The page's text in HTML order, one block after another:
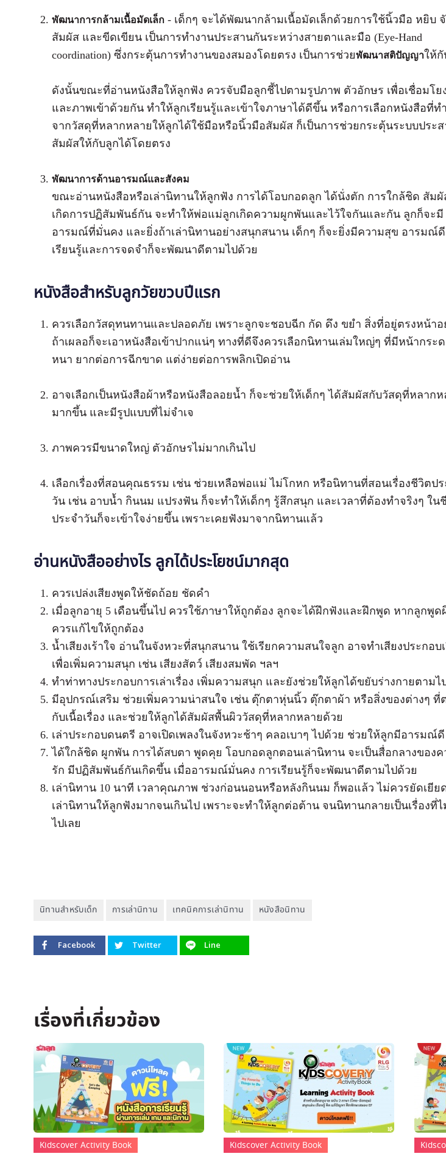
พัฒนาการกล้ามเนื้อมัดเล็ก - เด็กๆ จะได้พัฒนากล้ามเนื้อมัดเล็กด้วยการใช้นิ้วมือ หยิบ
สัมผัส และขีดเขียน เป็นการทำงานประสานกันระหว่างสายตาและมือ (Eye-Hand
coordination) ซึ่งกระตุ้นการทำงานของสมองโดยตรง เป็นการช่วยพัฒนาสติปัญญาให้กั
ดังนั้นขณะที่อ่านหนังสือให้ลูกฟัง ควรจับมือลูกชี้ไปตามรูปภาพ ตัวอักษร เพื่อเชื่อมโยง
และภาพเข้าด้วยกัน ทำให้ลูกเรียนรู้และเข้าใจภาษาได้ดีขึ้น หรือการเลือกหนังสือที่ท
จากวัสดุที่หลากหลายให้ลูกได้ใช้มือหรือนิ้วมือสัมผัส ก็เป็นการช่วยกระตุ้นระบบประส
สัมผัสให้กับลูกได้โดยตรง
พัฒนาการด้านอารมณ์และสังคม
ขณะอ่านหนังสือหรือเล่านิทานให้ลูกฟัง การได้โอบกอดลูก ได้นั่งตัก การใกล้ชิด สัมผั
เกิดการปฏิสัมพันธ์กัน จะทำให้พ่อแม่ลูกเกิดความผูกพันและไว้ใจกันและกัน ลูกก็จะมี
อารมณ์ที่มั่นคง และยิ่งถ้าเล่านิทานอย่างสนุกสนาน เด็กๆ ก็จะยิ่งมีความสุข อารมณ์ดี
เรียนรู้และการจดจำก็จะพัฒนาดีตามไปด้วย
หนังสือสำหรับลูกวัยขวบปีแรก
ควรเลือกวัสดุทนทานและปลอดภัย เพราะลูกจะชอบฉีก กัด ดึง ขยำ สิ่งที่อยู่ตรงหน้าอ
ถ้าเผลอก็จะเอาหนังสือเข้าปากแน่ๆ ทางที่ดีจึงควรเลือกนิทานเล่มใหญ่ๆ ที่มีหน้ากระ
หนา ยากต่อการฉีกขาด แต่ง่ายต่อการพลิกเปิดอ่าน
อาจเลือกเป็นหนังสือผ้าหรือหนังสือลอยน้ำ ก็จะช่วยให้เด็กๆ ได้สัมผัสกับวัสดุที่หลากห
มากขึ้น และมีรูปแบบที่ไม่จำเจ
ภาพควรมีขนาดใหญ่ ตัวอักษรไม่มากเกินไป
เลือกเรื่องที่สอนคุณธรรม เช่น ช่วยเหลือพ่อแม่ ไม่โกหก หรือนิทานที่สอนเรื่องชีวิตปร
วัน เช่น อาบน้ำ กินนม แปรงฟัน ก็จะทำให้เด็กๆ รู้สึกสนุก และเวลาที่ต้องทำจริงๆ ใน
ประจำวันก็จะเข้าใจง่ายขึ้น เพราะเคยฟังมาจากนิทานแล้ว
อ่านหนังสืออย่างไร ลูกได้ประโยชน์มากสุด
ควรเปล่งเสียงพูดให้ชัดถ้อย ชัดคำ
เมื่อลูกอายุ 5 เดือนขึ้นไป ควรใช้ภาษาให้ถูกต้อง ลูกจะได้ฝึกฟังและฝึกพูด หากลูกพูด
ควรแก้ไขให้ถูกต้อง
น้ำเสียงเร้าใจ อ่านในจังหวะที่สนุกสนาน ใช้เรียกความสนใจลูก อาจทำเสียงประกอบ
เพื่อเพิ่มความสนุก เช่น เสียงสัตว์ เสียงสมพัด ฯลฯ
ทำท่าทางประกอบการเล่าเรื่อง เพิ่มความสนุก และยังช่วยให้ลูกได้ขยับร่างกายตามไ
มีอุปกรณ์เสริม ช่วยเพิ่มความน่าสนใจ เช่น ตุ๊กตาหุ่นนิ้ว ตุ๊กตาผ้า หรือสิ่งของต่างๆ ที่
กับเนื้อเรื่อง และช่วยให้ลูกได้สัมผัสพื้นผิววัสดุที่หลากหลายด้วย
เล่าประกอบดนตรี อาจเปิดเพลงในจังหวะช้าๆ คลอเบาๆ ไปด้วย ช่วยให้ลูกมีอารมณ์ดี
ได้ใกล้ชิด ผูกพัน การได้สบตา พูดคุย โอบกอดลูกตอนเล่านิทาน จะเป็นสื่อกลางของค
รัก มีปฏิสัมพันธ์กันเกิดขึ้น เมื่ออารมณ์มั่นคง การเรียนรู้ก็จะพัฒนาดีตามไปด้วย
เล่านิทาน 10 นาที เวลาคุณภาพ ช่วงก่อนนอนหรือหลังกินนม ก็พอแล้ว ไม่ควรยัดเยีย
เล่านิทานให้ลูกฟังมากจนเกินไป เพราะจะทำให้ลูกต่อต้าน จนนิทานกลายเป็นเรื่องที่
ไปเลย
นิทานสำหรับเด็ก การเล่านิทาน เทคนิคการเล่านิทาน หนังสือนิทาน
Facebook Twitter Line
Kidscover Activity Book Kidscover Activity Book